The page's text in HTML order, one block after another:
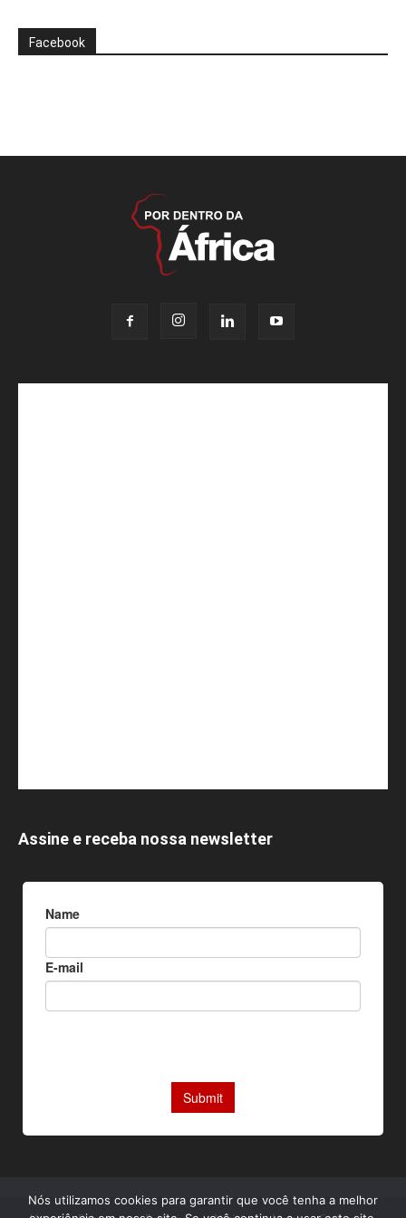
Facebook
Assine e receba nossa newsletter
Nós utilizamos cookies para garantir que você tenha a melhor